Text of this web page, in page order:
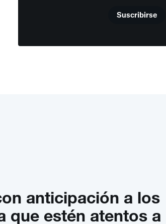
Suscribirse
anticipación a los
que estén atentos a